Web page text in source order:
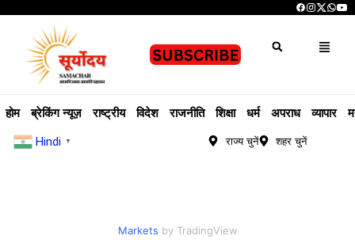
होम ब्रेकिंग न्यूज़ राष्ट्रीय विदेश राजनीति शिक्षा धर्म अपराध व्यापार
Hindi ▼ राज्य चुनें शहर चुनें
Markets by TradingView